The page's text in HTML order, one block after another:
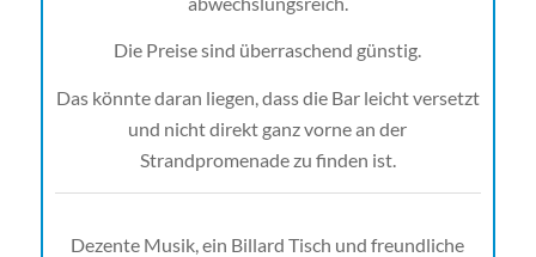
Die Preise sind überraschend günstig.
Das könnte daran liegen, dass die Bar leicht versetzt
und nicht direkt ganz vorne an der
Strandpromenade zu finden ist.
Dezente Musik, ein Billard Tisch und freundliche